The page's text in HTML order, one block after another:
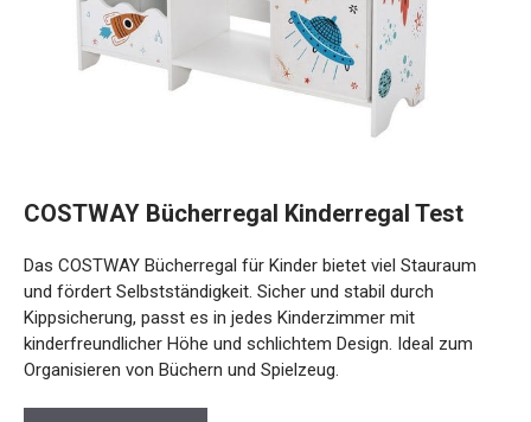
COSTWAY Bücherregal Kinderregal Test
Das COSTWAY Bücherregal für Kinder bietet viel Stauraum
und fördert Selbstständigkeit. Sicher und stabil durch
Kippsicherung, passt es in jedes Kinderzimmer mit
kinderfreundlicher Höhe und schlichtem Design. Ideal zum
Organisieren von Büchern und Spielzeug.